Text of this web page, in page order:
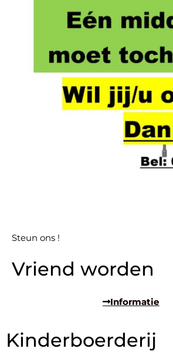
Steun ons !
Vriend worden
Informatie
Kinderboerderij